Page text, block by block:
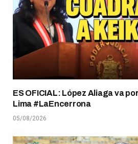
ES OFICIAL: López Aliaga va
Lima #LaEncerrona
05/08/2026